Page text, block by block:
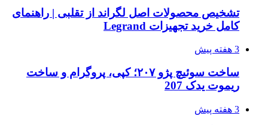
تشخیص محصولات اصل لگراند از تقلبی | راهنمای
کامل خرید تجهیزات Legrand
3 هفته پیش
ساخت سوئیچ پژو ۲۰۷؛ کپی، پروگرام و ساخت
ریموت یدک 207
3 هفته پیش